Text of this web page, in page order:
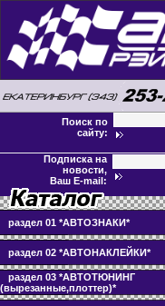
Поиск по
сайту:
Подписка на
новости,
Ваш E-mail:
раздел 01 *АВТОЗНАКИ*
раздел 02 *АВТОНАКЛЕЙКИ*
раздел 03 *АВТОТЮНИНГ
(вырезанные,плоттер)*